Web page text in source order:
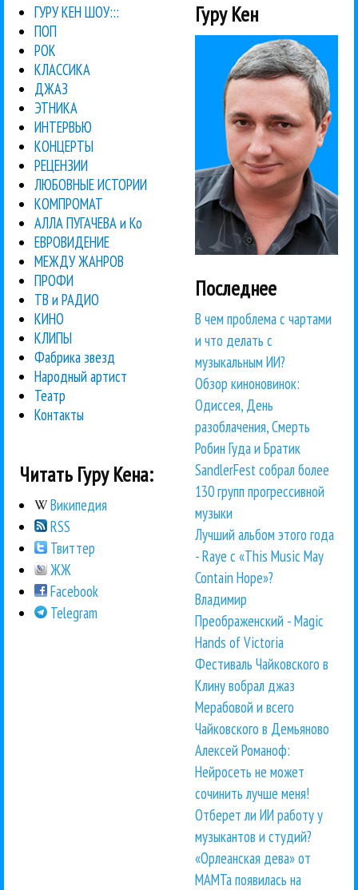
ГУРУ КЕН ШОУ:::
ПОП
РОК
КЛАССИКА
ДЖАЗ
ЭТНИКА
ИНТЕРВЬЮ
КОНЦЕРТЫ
РЕЦЕНЗИИ
ЛЮБОВНЫЕ ИСТОРИИ
КОМПРОМАТ
АЛЛА ПУГАЧЕВА и Ко
ЕВРОВИДЕНИЕ
МЕЖДУ ЖАНРОВ
ПРОФИ
ТВ и РАДИО
КИНО
КЛИПЫ
Фабрика звезд
Народный артист
Театр
Контакты
Читать Гуру Кена:
Википедия
RSS
Твиттер
ЖЖ
Facebook
Telegram
Гуру Кен
Последнее
В чем проблема с чартами
и что делать с
музыкальным ИИ?
Обзор киноновинок:
Одиссея, День
разоблачения, Смерть
Робин Гуда и Братик
SandlerFest собрал более
130 групп прогрессивной
музыки
Лучший альбом этого года
- Raye с «This Music May
Contain Hope»?
Владимир
Преображенский - Magic
Hands of Victoria
Фестиваль Чайковского в
Клину вобрал джаз
Мерабовой и всего
Чайковского в Демьяново
Алексей Романоф:
Нейросеть не может
сочинить лучше меня!
Отберет ли ИИ работу у
музыкантов и студий?
«Орлеанская дева» от
МАМТа появилась на